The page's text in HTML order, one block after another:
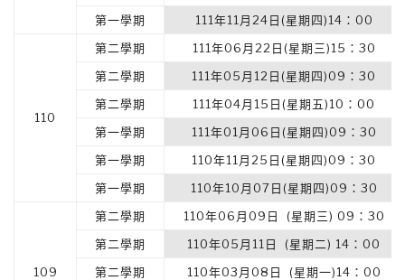
第一學期
111年11月24日(星期四)14：00
110
第二學期
111年06月22日(星期三)15：30
第二學期
111年05月12日(星期四)09：30
第二學期
111年04月15日(星期五)10：00
第一學期
111年01月06日(星期四)09：30
第一學期
110年11月25日(星期四)09：30
第一學期
110年10月07日(星期四)09：30
109
第二學期
110年06月09日 (星期三) 09：30
第二學期
110年05月11日 (星期二) 14：00
第二學期
110年03月08日 (星期一)14：00